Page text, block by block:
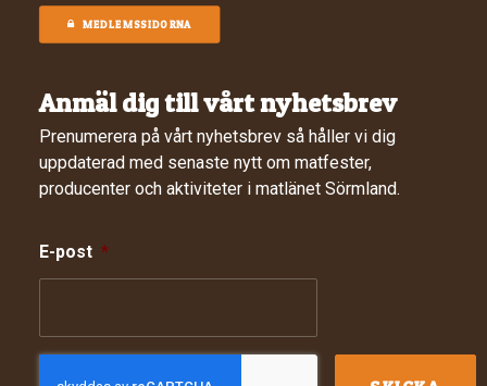
MEDLEMSSIDORNA
Anmäl dig till vårt nyhetsbrev
Prenumerera på vårt nyhetsbrev så håller vi dig
uppdaterad med senaste nytt om matfester,
producenter och aktiviteter i matlänet Sörmland.
E-post *